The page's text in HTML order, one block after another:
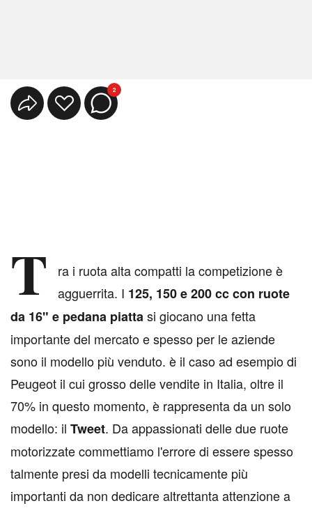
2
T
ra i ruota alta compatti la competizione è
agguerrita. I 125, 150 e 200 cc con ruote
da 16" e pedana piattasi giocano una fetta
importante del mercato e spesso per le aziende
sono il modello più venduto. è il caso ad esempio di
Peugeot il cui grosso delle vendite in Italia, oltre il
70% in questo momento, è rappresenta da un solo
modello: il Tweet. Da appassionati delle due ruote
motorizzate commettiamo l'errore di essere spesso
talmente presi da modelli tecnicamente più
importanti da non dedicare altrettanta attenzione a